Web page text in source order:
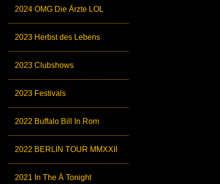
2024 OMG Die Ärzte LOL
2023 Herbst des Lebens
2023 Clubshows
2023 Festivals
2022 Buffalo Bill In Rom
2022 BERLIN TOUR MMXXII
2021 In The Ä Tonight